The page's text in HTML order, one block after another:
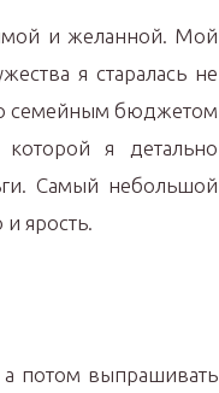
и желанной. Мой
я старалась не
семейным бюджетом
которой я детально
Самый небольшой
ярость.
потом выпрашивать